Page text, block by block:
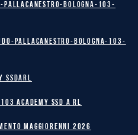
Bologna-103-
Pallacanestro-Bologna-103-
SSDARL
Academy SSD A RL
MAGGIORENNI 2026